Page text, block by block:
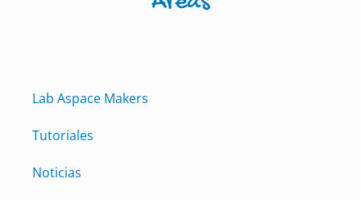
Lab Aspace Makers
Tutoriales
Noticias